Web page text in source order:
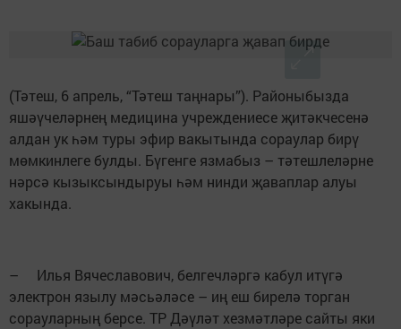
(Тәтеш, 6 апрель, “Тәтеш таңнары”). ­Районыбызда
яшәүчеләрнең ­медицина ­учреждениесе җитәкчесенә
алдан ук һәм туры эфир вакытында сораулар бирү
мөмкинлеге булды. Бүгенге язмабыз – тәтешлеләрне
нәрсә кызыксындыруы һәм нинди җаваплар алуы
хакында.
– Илья Вячеславович, бел­геч­ләргә кабул итүгә
электрон язылу мәсьәләсе – иң еш бирелә торган
сорауларның берсе. ТР Дәүләт хезмәтләре сайты яки